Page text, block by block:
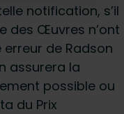
notification, s’il
des Œuvres n’ont
erreur de Radson
assurera la
possible ou
du Prix